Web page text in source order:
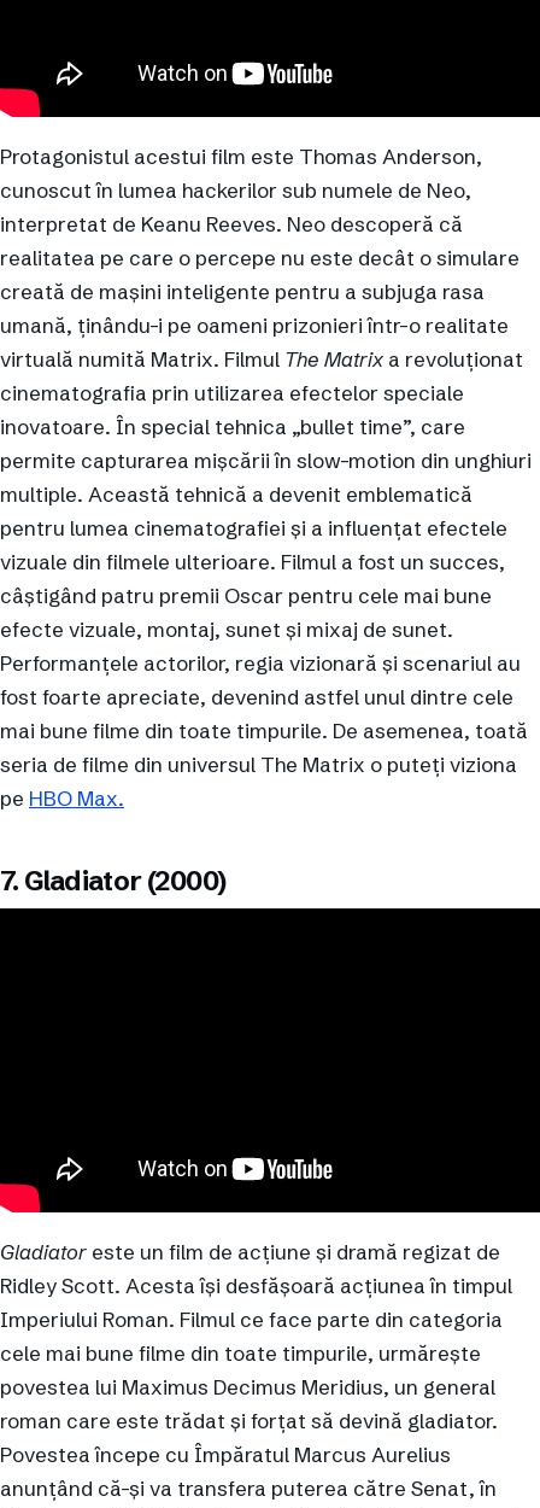
Protagonistul acestui film este Thomas Anderson,
cunoscut în lumea hackerilor sub numele de Neo,
interpretat de Keanu Reeves. Neo descoperă că
realitatea pe care o percepe nu este decât o simulare
creată de mașini inteligente pentru a subjuga rasa
umană, ținându-i pe oameni prizonieri într-o realitate
virtuală numită Matrix. Filmul The Matrixa revoluționat
cinematografia prin utilizarea efectelor speciale
inovatoare. În special tehnica „bullet time”, care
permite capturarea mișcării în slow-motion din unghiuri
multiple. Această tehnică a devenit emblematică
pentru lumea cinematografiei și a influențat efectele
vizuale din filmele ulterioare. Filmul a fost un succes,
câștigând patru premii Oscar pentru cele mai bune
efecte vizuale, montaj, sunet și mixaj de sunet.
Performanțele actorilor, regia vizionară și scenariul au
fost foarte apreciate, devenind astfel unul dintre cele
mai bune filme din toate timpurile. De asemenea, toată
seria de filme din universul The Matrix o puteți viziona
pe HBO Max.
7. Gladiator (2000)
Gladiator este un film de acțiune și dramă regizat de
Ridley Scott. Acesta își desfășoară acțiunea în timpul
Imperiului Roman. Filmul ce face parte din categoria
cele mai bune filme din toate timpurile, urmărește
povestea lui Maximus Decimus Meridius, un general
roman care este trădat și forțat să devină gladiator.
Povestea începe cu Împăratul Marcus Aurelius
anunțând că-și va transfera puterea către Senat, în